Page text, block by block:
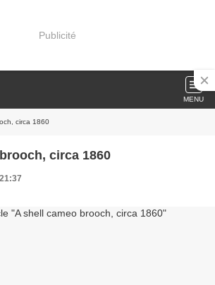
Publicité
MENU
circa 1860
circa 1860